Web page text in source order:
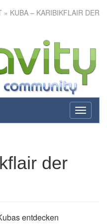
» KUBA – KARIBIKFLAIR DER
toggle
der Isla
der
entdecken